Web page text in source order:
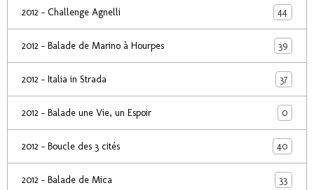
2012 - Challenge Agnelli 44
2012 - Balade de Marino à Hourpes 39
2012 - Italia in Strada 37
2012 - Balade une Vie, un Espoir 0
2012 - Boucle des 3 cités 40
2012 - Balade de Mica 33